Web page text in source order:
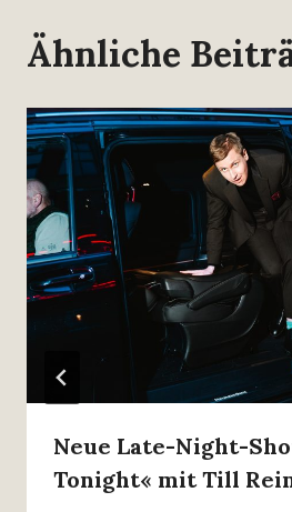
Ähnliche
Neue Late-Night-
Tonight« mit Till